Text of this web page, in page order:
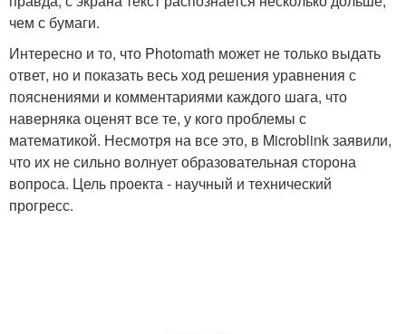
чем с бумаги.
Интересно и то, что Photomath может не только выдать
ответ, но и показать весь ход решения уравнения с
пояснениями и комментариями каждого шага, что
наверняка оценят все те, у кого проблемы с
математикой. Несмотря на все это, в Microblink заявили,
что их не сильно волнует образовательная сторона
вопроса. Цель проекта - научный и технический
прогресс.